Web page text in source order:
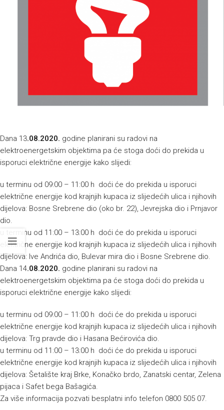
Dana 13.08.2020. godine planirani su radovi na
elektroenergetskim objektima pa će stoga doći do prekida u
isporuci električne energije kako slijedi:
u terminu od 09:00 – 11:00 h doći će do prekida u isporuci
električne energije kod krajnjih kupaca iz slijedećih ulica i njihovih
dijelova: Bosne Srebrene dio (oko br. 22), Jevrejska dio i Prnjavor
dio.
u terminu od 11:00 – 13:00 h doći će do prekida u isporuci
električne energije kod krajnjih kupaca iz slijedećih ulica i njihovih
dijelova: Ive Andrića dio, Bulevar mira dio i Bosne Srebrene dio.
Dana 14.08.2020. godine planirani su radovi na
elektroenergetskim objektima pa će stoga doći do prekida u
isporuci električne energije kako slijedi:
u terminu od 09:00 – 11:00 h doći će do prekida u isporuci
električne energije kod krajnjih kupaca iz slijedećih ulica i njihovih
dijelova: Trg pravde dio i Hasana Bećirovića dio.
u terminu od 11:00 – 13:00 h doći će do prekida u isporuci
električne energije kod krajnjih kupaca iz slijedećih ulica i njihovih
dijelova: Šetalište kraj Brke, Konačko brdo, Zanatski centar, Zelena
pijaca i Safet bega Bašagića.
Za više informacija pozvati besplatni info telefon 0800 505 07.